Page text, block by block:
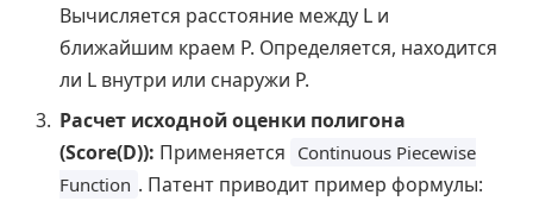
Вычисляется расстояние между L и
ближайшим краем P. Определяется, находится
ли L внутри или снаружи P.
Расчет исходной оценки полигона
(Score(D)): Применяется Continuous Piecewise
Function . Патент приводит пример формулы: